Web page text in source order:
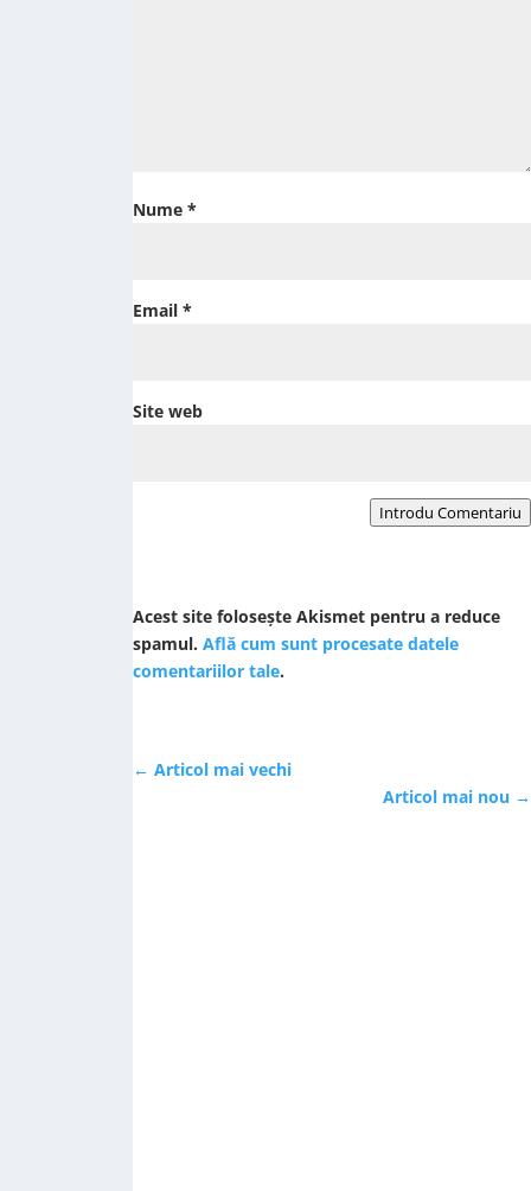
Nume *
Email *
Site web
Introdu Comentariu
Acest site folosește Akismet pentru a reduce
spamul. Află cum sunt procesate datele
comentariilor tale.
← Articol mai vechi
Articol mai nou →